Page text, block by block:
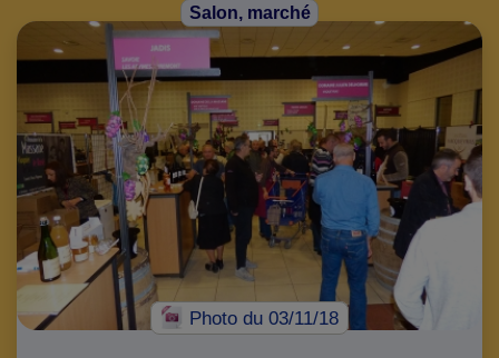
Salon, marché
Photodu 03/11/18